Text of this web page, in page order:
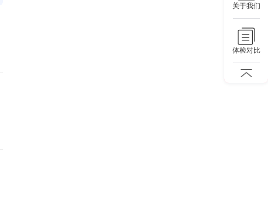
关于我们
体检对比